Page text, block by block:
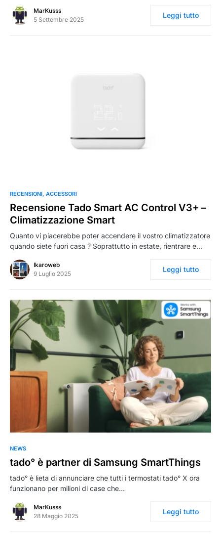
MarKusss
5 Settembre 2025
Leggi tutto
0
RECENSIONI ACCESSORI
Recensione Tado Smart AC Control V3+ –
Climatizzazione Smart
Quanto vi piacerebbe poter accendere il vostro climatizzatore
quando siete fuori casa ? Soprattutto in estate, rientrare e…
Ikaroweb
9 Luglio 2025
Leggi tutto
NEWS
tado° è partner di Samsung SmartThings
tado° è lieta di annunciare che tutti i termostati tado° X ora
funzionano per milioni di case che…
MarKusss
28 Maggio 2025
Leggi tutto